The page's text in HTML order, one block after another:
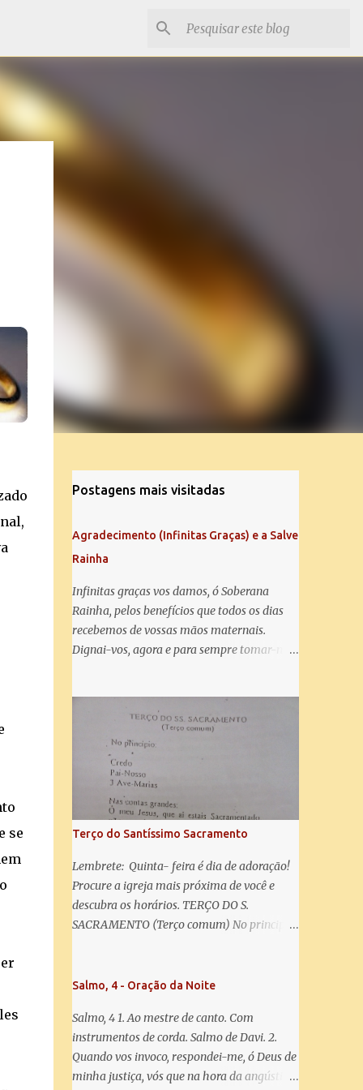
se
Postagens mais visitadas
Agradecimento (Infinitas Graças) e a Salve
Rainha
Infinitas graças vos damos, ó Soberana
Rainha, pelos benefícios que todos os dias
recebemos de vossas mãos maternais.
Dignai-vos, agora e para sempre tomar-nos
Salve Rainha: Salve Rainha , Mãe de
misericórdia, vida, doçura, esperança nossa,
salve! A vós bradamos os degredados filhos
de Eva, a vós suspiramos, gemendo e
chorando neste vale de lágrimas. Eia, pois,
Advogada nossa, estes vossos olhos
misericordiosos a nós volvei, e depois deste
desterro, mostrai-nos Jesus. Bendito é o
fruto do vosso ventre, ó clemente, ó piedosa,
ó doce e sempre Virgem Maria. Rogai por
nós Santa Mãe de Deus. Para que sejamos
dignos das promessas de Cristo. Amém.
Terço do Santíssimo Sacramento
Lembrete: Quinta- feira é dia de adoração!
Procure a igreja mais próxima de você e
descubra os horários. TERÇO DO S.
SACRAMENTO (Terço comum) No principio:
Sacramentado, não permitais que eu viva
coração ao Vosso e o Vosso ao meu, e, nem
sem Vós morra eu! Nas contas pequenas:
Sacramento de Amor! Misericórdia Senhor!
Glória ao Pai: Cristo pão da vida e remédio
Salmo, 4 - Oração da Noite
Salmo, 4 1. Ao mestre de canto. Com
instrumentos de corda. Salmo de Davi. 2.
Quando vos invoco, respondei-me, ó Deus de
minha justiça, vós que na hora da angústia